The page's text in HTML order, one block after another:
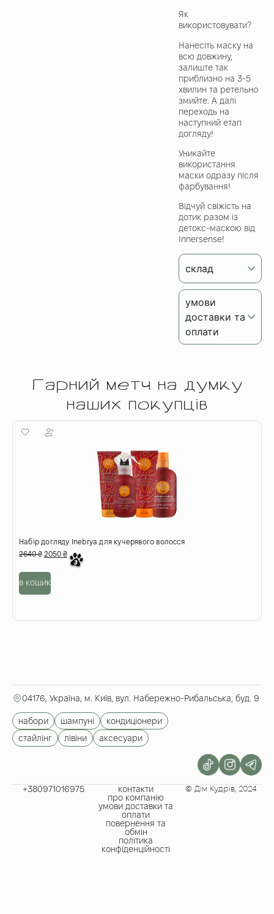
Як
використовувати?
Нанесіть маску на
всю довжину,
залиште так
приблизно на 3-5
хвилин та ретельно
змийте. А далі
переходь на
наступний етап
догляду!
Уникайте
використання
маски одразу після
фарбування!
Відчуй свіжість на
дотик разом із
детокс-маскою від
Innersense!
склад
умови
доставки та
оплати
Гарний метч на думку
наших покупців
Набір догляду Inebrya для кучерявого волосся
2640₴ 2050 ₴
в кошик
04176, Україна, м. Київ, вул. Набережно-Рибальська, буд. 9
набори шампуні
кондиціонери
стайлінг
лівіни аксесуари
+380971016975​
контакти
про компанію
умови доставки та
оплати
повернення та
обмін
політика
конфіденційності
© Дім Кудрів, 2024